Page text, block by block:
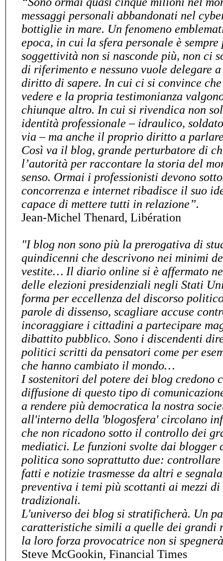
messaggi personali abbandonati nel
bottiglie in mare. Un fenomeno
epoca, in cui la sfera personale è
soggettività non si nasconde più, non ci
di riferimento e nessuno vuole delegare
diritto di sapere. In cui ci si convince
vedere e la propria testimonianza
chiunque altro. In cui si rivendica non
identità professionale – idraulico,
via – ma anche il proprio diritto a
Così va il blog, grande perturbatore di
l’autorità per raccontare la storia del
senso. Ormai i professionisti devono
concorrenza e internet ribadisce il suo
capace di mettere tutti in relazione”.
Jean-Michel Thenard, Libération
"I blog non sono più la prerogativa di
quindicenni che descrivono nei minimi
vestite… Il diario online si è affermato
delle elezioni presidenziali negli Stati
forma per eccellenza del discorso
parole di dissenso, scagliare accuse
incoraggiare i cittadini a partecipare
dibattito pubblico. Sono i discendenti
politici scritti da pensatori come per
che hanno cambiato il mondo…
I sostenitori del potere dei blog credono
diffusione di questo tipo di
a rendere più democratica la nostra
all'interno della 'blogosfera' circolano
che non ricadono sotto il controllo dei
mediatici. Le funzioni svolte dai blogger
politica sono soprattutto due:
fatti e notizie trasmesse da altri e
preventiva i temi più scottanti ai mezzi di
tradizionali.
L'universo dei blog si stratificherà. Un
caratteristiche simili a quelle dei grandi
la loro forza provocatrice non si
Steve McGookin, Financial Times